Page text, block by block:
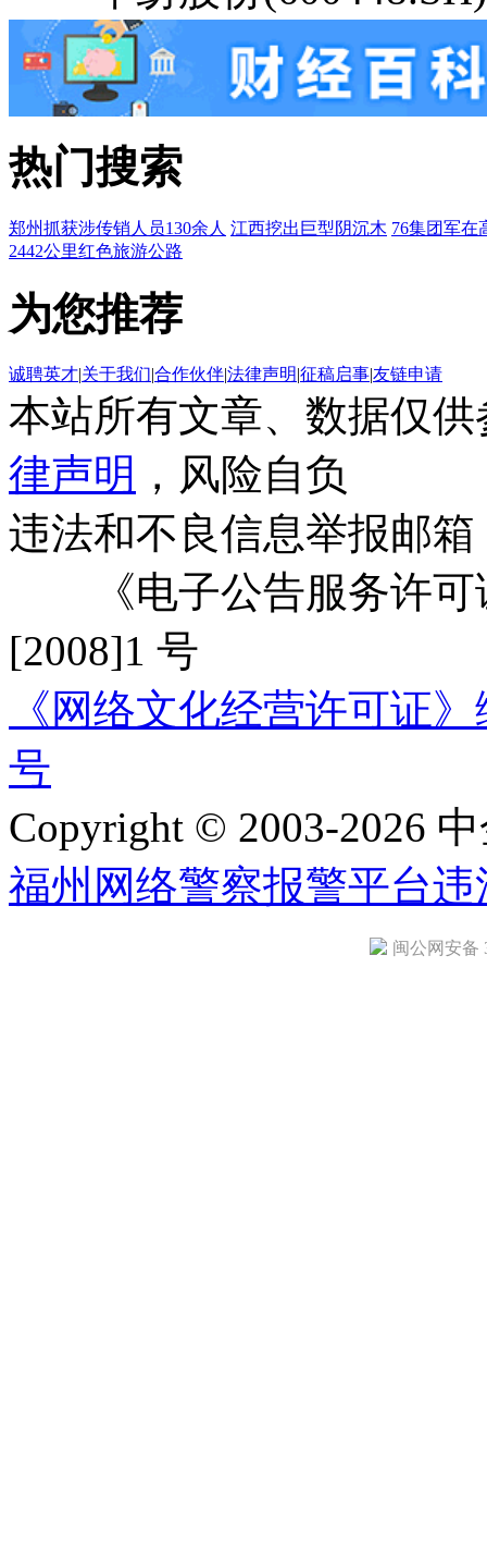
热门搜索
郑州抓获涉传销人员130余人 江西挖出巨型阴沉木 76集团军在
2442公里红色旅游公路
为您推荐
诚聘英才|关于我们|合作伙伴|法律声明|征稿启事|友链申请
本站所有文章、数据仅
律声明 ，风险自负
违法和不良信息举报邮箱
《电子公告服务许可
[2008]1 号
《网络文化经营许可证
号
Copyright © 2003-2026
福州网络警察报警平台违
闽公网安备